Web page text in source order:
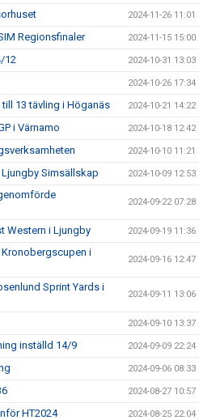
2024-11-26 11:01
Regionsfinaler 2024-11-15 15:00
12 2024-10-31 13:03
2024-10-26 17:34
13 tävling i Höganäs 2024-10-21 14:22
i Värnamo 2024-10-18 12:42
2024-10-10 11:21
Simsällskap 2024-10-09 12:53
2024-09-22 07:28
Western i Ljungby 2024-09-19 11:36
i
2024-09-16 12:47
Sprint Yards i
2024-09-11 13:06
2024-09-10 13:37
inställd 14/9 2024-09-09 22:24
2024-09-06 08:33
2024-08-27 10:57
HT2024 2024-08-25 22:04